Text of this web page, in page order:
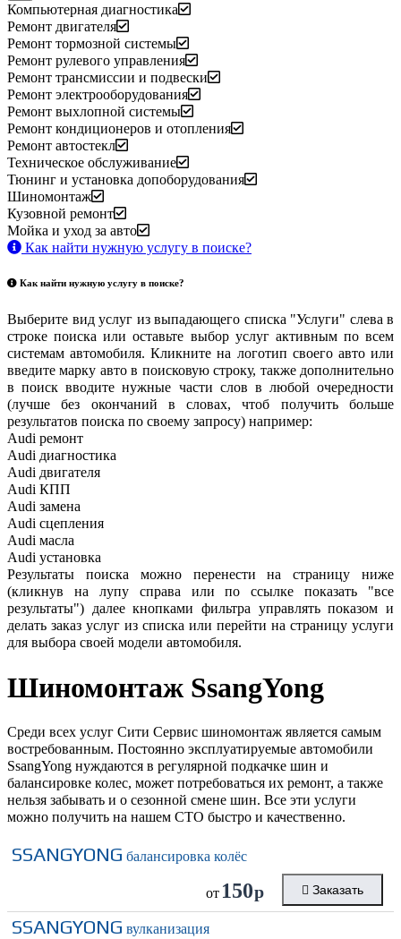
Компьютерная диагностика
Ремонт двигателя
Ремонт тормозной системы
Ремонт рулевого управления
Ремонт трансмиссии и подвески
Ремонт электрооборудования
Ремонт выхлопной системы
Ремонт кондиционеров и отопления
Ремонт автостекл
Техническое обслуживание
Тюнинг и установка допоборудования
Шиномонтаж
Кузовной ремонт
Мойка и уход за авто
Как найти нужную услугу в поиске?
Как найти нужную услугу в поиске?
Выберите вид услуг из выпадающего списка "Услуги" слева в
строке поиска или оставьте выбор услуг активным по всем
системам автомобиля. Кликните на логотип своего авто или
введите марку авто в поисковую строку, также дополнительно
в поиск вводите нужные части слов в любой очередности
(лучше без окончаний в словах, чтоб получить больше
результатов поиска по своему запросу) например:
Audi ремонт
Audi диагностика
Audi двигателя
Audi КПП
Audi замена
Audi сцепления
Audi масла
Audi установка
Результаты поиска можно перенести на страницу ниже
(кликнув на лупу справа или по ссылке показать "все
результаты") далее кнопками фильтра управлять показом и
делать заказ услуг из списка или перейти на страницу услуги
для выбора своей модели автомобиля.
Шиномонтаж SsangYong
Среди всех услуг Сити Сервис шиномонтаж является самым
востребованным. Постоянно эксплуатируемые автомобили
SsangYong нуждаются в регулярной подкачке шин и
балансировке колес, может потребоваться их ремонт, а также
нельзя забывать и о сезонной смене шин. Все эти услуги
можно получить на нашем СТО быстро и качественно.
SSANGYONG балансировка колёс
от 150р Заказать
SSANGYONG вулканизация